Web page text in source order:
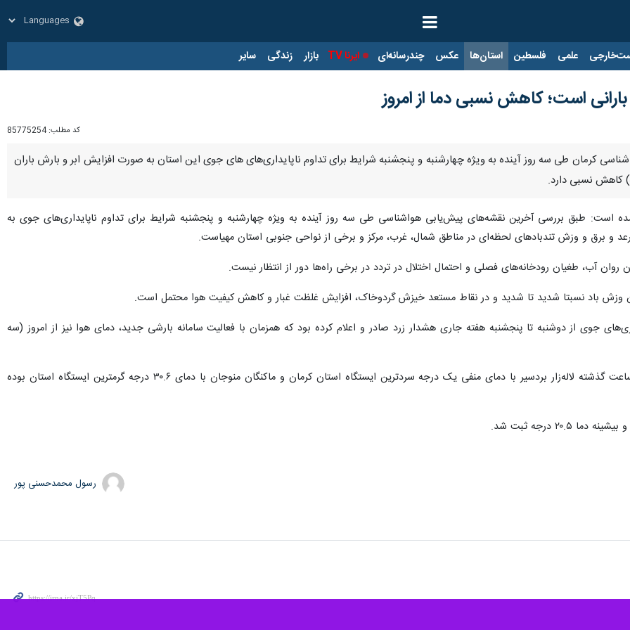
علمی فلسطین استان‌ها عکس چندرسانه‌ای ایرنا TV بازار زندگی سایر
است؛ کاهش نسبی دما از امروز
کد مطلب: 85775254